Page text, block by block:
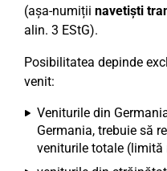
(așa-numiții navetiști
alin. 3 EStG).
Posibilitatea depinde
venit:
Veniturile din
Germania, trebuie să
veniturile totale (limită